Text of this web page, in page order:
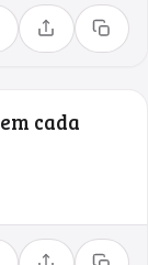
Compartilhar
Copiar
cada